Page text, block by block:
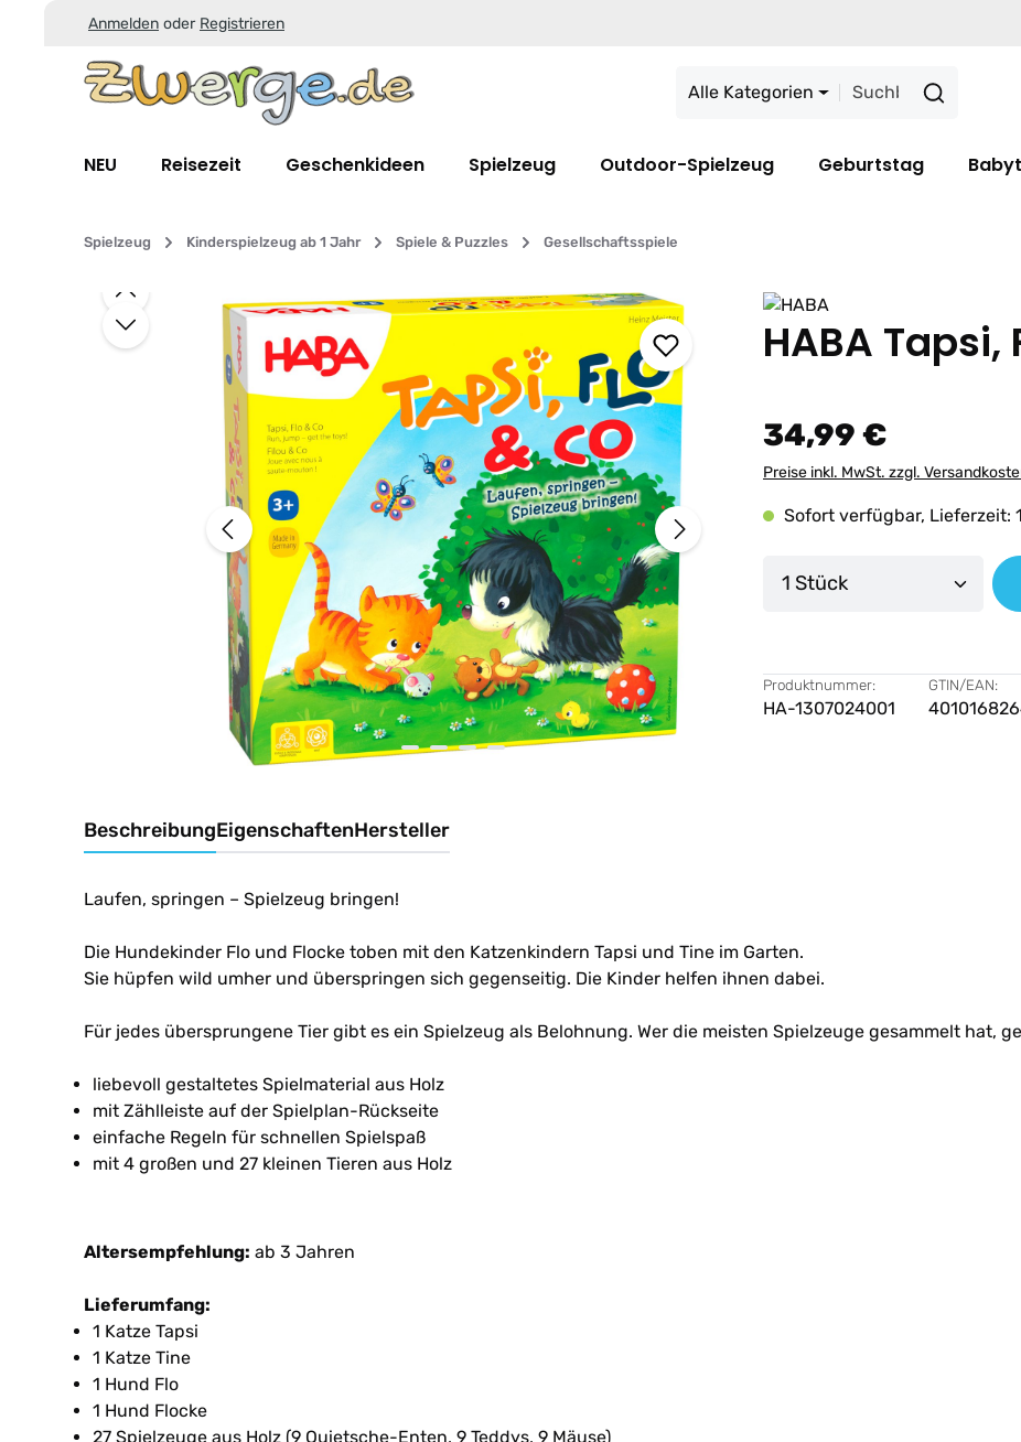
Zum Hauptinhalt springen
Zur Suche springen
Zur Hauptnavigation springen
Anmelden oder Registrieren
Alle Kategorien
NEU Reisezeit Geschenkideen Spielzeug Outdoor-Spielzeug Geburtstag
Spielzeug Kinderspielzeug ab 1 Jahr Spiele & Puzzles Gesellschaftsspiele
Bildergalerie überspringen
HABA Tapsi,
34,99 €
Preise inkl. MwSt. zzgl.
Sofort verfügbar, Lieferzeit:
Produkt Anzahl:
Produktnummer:
HA-1307024001
GTIN/EAN:
BeschreibungEigenschaftenHersteller
Laufen, springen – Spielzeug bringen!
Die Hundekinder Flo und Flocke toben mit den Katzenkindern Tapsi und Tine im Garten.
Sie hüpfen wild umher und überspringen sich gegenseitig. Die Kinder helfen ihnen dabei.
Für jedes übersprungene Tier gibt es ein Spielzeug als Belohnung. Wer die meisten Spielzeuge gesammelt hat,
liebevoll gestaltetes Spielmaterial aus Holz
mit Zählleiste auf der Spielplan-Rückseite
einfache Regeln für schnellen Spielspaß
mit 4 großen und 27 kleinen Tieren aus Holz
Altersempfehlung: ab 3 Jahren
Lieferumfang:
1 Katze Tapsi
1 Katze Tine
1 Hund Flo
1 Hund Flocke
27 Spielzeuge aus Holz (9 Quietsche-Enten, 9 Teddys, 9 Mäuse)